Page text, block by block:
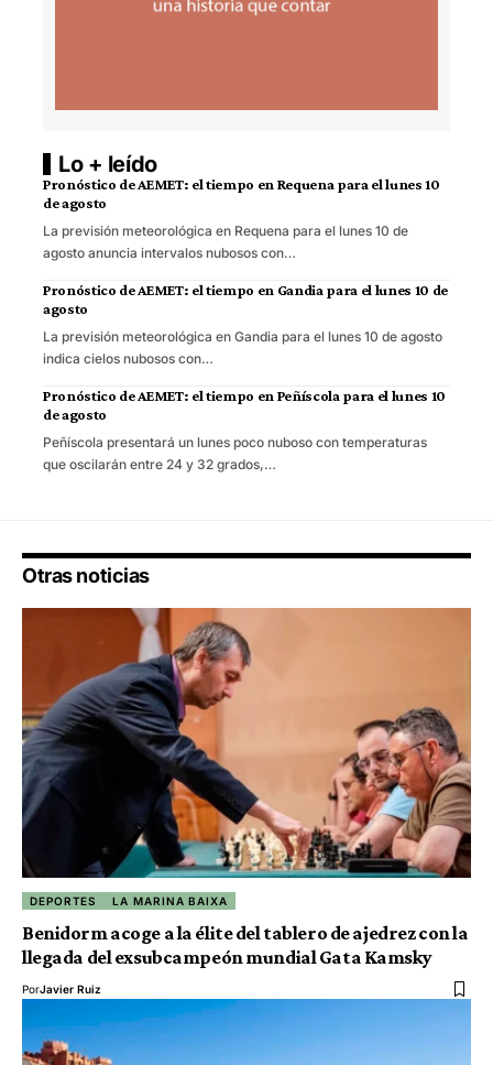
Lo + leído
Pronóstico de AEMET: el tiempo en Requena para el lunes 10
de agosto
La previsión meteorológica en Requena para el lunes 10 de
agosto anuncia intervalos nubosos con…
Pronóstico de AEMET: el tiempo en Gandia para el lunes 10 de
agosto
La previsión meteorológica en Gandia para el lunes 10 de agosto
indica cielos nubosos con…
Pronóstico de AEMET: el tiempo en Peñíscola para el lunes 10
de agosto
Peñíscola presentará un lunes poco nuboso con temperaturas
que oscilarán entre 24 y 32 grados,…
Otras noticias
DEPORTES LA MARINA BAIXA
Benidorm acoge a la élite del tablero de ajedrez con la
llegada del exsubcampeón mundial Gata Kamsky
PorJavier Ruiz